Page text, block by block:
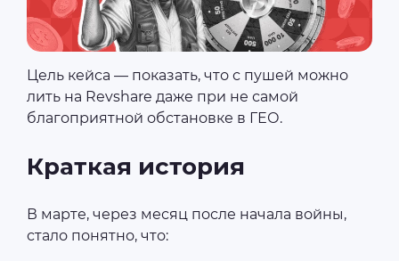
Цель кейса — показать, что с пушей можно
лить на Revshare даже при не самой
благоприятной обстановке в ГЕО.
Краткая история
В марте, через месяц после начала войны,
стало понятно, что: